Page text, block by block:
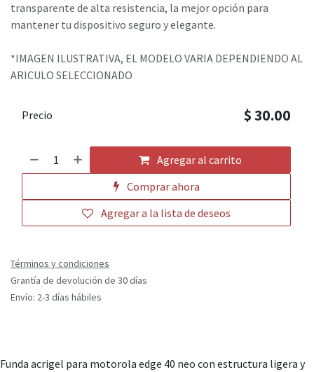
transparente de alta resistencia, la mejor opción para
mantener tu dispositivo seguro y elegante.
*IMAGEN ILUSTRATIVA, EL MODELO VARIA DEPENDIENDO AL
ARICULO SELECCIONADO
Agregar al carrito
Comprar ahora
Agregar a la lista de deseos
Precio $30.00
Términos y condiciones
Grantía de devolución de 30 días
Envío: 2-3 días hábiles
Funda acrigel para motorola edge 40 neo con estructura ligera y